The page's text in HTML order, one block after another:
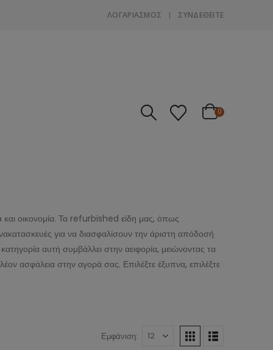
ΛΟΓΑΡΙΑΣΜΌΣ ΣΎΝΔΕΘΕΊΤΕ
0
και οικονομία. Τα refurbished είδη μας, όπως
για να διασφαλίσουν την άριστη απόδοσή
αυτή συμβάλλει στην αειφορία, μειώνοντας τα
ασφάλεια στην αγορά σας. Επιλέξτε έξυπνα, επιλέξτε
Εμφάνιση: